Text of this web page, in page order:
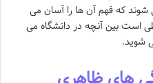
که فهم آن ها را آسان می
است بین آنچه در دانشگاه می
شوید.